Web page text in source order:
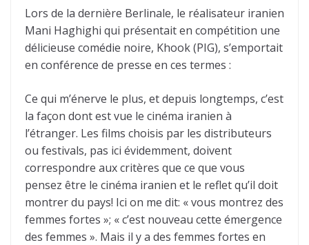
Lors de la dernière Berlinale, le réalisateur iranien
Mani Haghighi qui présentait en compétition une
délicieuse comédie noire, Khook (PIG), s’emportait
en conférence de presse en ces termes :
Ce qui m’énerve le plus, et depuis longtemps, c’est
la façon dont est vue le cinéma iranien à
l’étranger. Les films choisis par les distributeurs
ou festivals, pas ici évidemment, doivent
correspondre aux critères que ce que vous
pensez être le cinéma iranien et le reflet qu’il doit
montrer du pays! Ici on me dit: « vous montrez des
femmes fortes »; « c’est nouveau cette émergence
des femmes ». Mais il y a des femmes fortes en